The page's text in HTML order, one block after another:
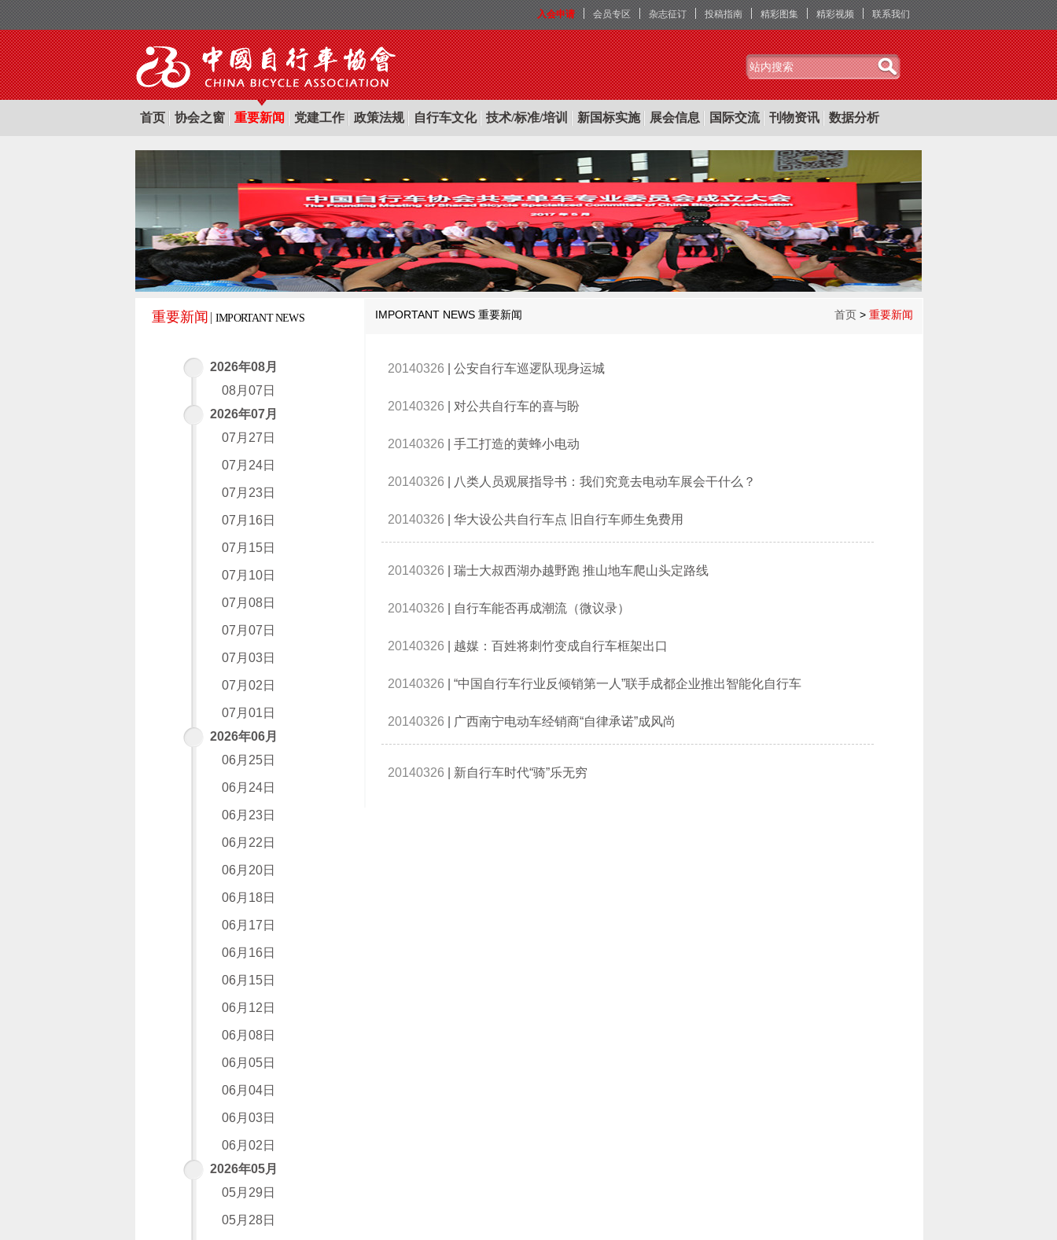
入会申请 会员专区 杂志征订 投稿指南 精彩图集 精彩视频 联系我们
首页 协会之窗 重要新闻 党建工作 政策法规 自行车文化 技术/标准/培训 新国标实施 展会信息 国际交流 刊物资讯 数据分析
重要新闻 IMPORTANT NEWS
2026年08月
08月07日
2026年07月
07月27日
07月24日
07月23日
07月16日
07月15日
07月10日
07月08日
07月07日
07月03日
07月02日
07月01日
2026年06月
06月25日
06月24日
06月23日
06月22日
06月20日
06月18日
06月17日
06月16日
06月15日
06月12日
06月08日
06月05日
06月04日
06月03日
06月02日
2026年05月
05月29日
05月28日
IMPORTANT NEWS 重要新闻 首页 > 重要新闻
20140326 公安自行车巡逻队现身运城
20140326 对公共自行车的喜与盼
20140326 手工打造的黄蜂小电动
20140326 八类人员观展指导书：我们究竟去电动车展会干什么？
20140326 华大设公共自行车点 旧自行车师生免费用
20140326 瑞士大叔西湖办越野跑 推山地车爬山头定路线
20140326 自行车能否再成潮流（微议录）
20140326 越媒：百姓将刺竹变成自行车框架出口
20140326 “中国自行车行业反倾销第一人”联手成都企业推出智能化自行车
20140326 广西南宁电动车经销商“自律承诺”成风尚
20140326 新自行车时代“骑”乐无穷